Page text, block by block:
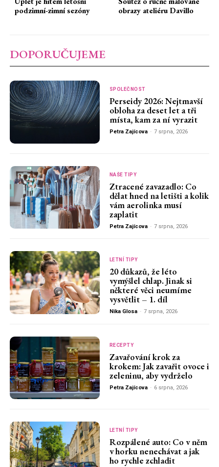
podzimní-zimní sezóny
obrazy ateliéru Davillo
DOPORUČUJEME
SPOLEČNOST
Perseidy 2026: Nejtmavší
obloha za deset let a tři
místa, kam za ní vyrazit
Petra Zajícova - 7 srpna, 2026
NAŠE TIPY
Ztracené zavazadlo: Co
dělat hned na letišti a kolik
vám aerolinka musí
zaplatit
Petra Zajícova - 7 srpna, 2026
LETNÍ TIPY
20 důkazů, že léto
vymýšlel chlap. Jinak si
některé věci neumíme
vysvětlit – 1. díl
Nika Glosa - 7 srpna, 2026
RECEPTY
Zavařování krok za
krokem: Jak zavařit ovoce i
zeleninu, aby vydrželo
Petra Zajícova - 6 srpna, 2026
LETNÍ TIPY
Rozpálené auto: Co v něm
v horku nenechávat a jak
ho rychle zchladit